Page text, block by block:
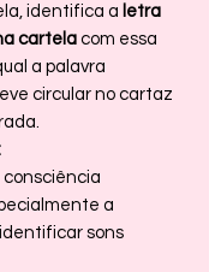
identifica a letra
cartela com essa
a palavra
circular no cartaz
consciência
a
sons